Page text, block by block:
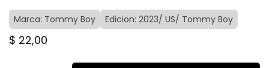
Marca: Tommy Boy Edicion: 2023/ US/ Tommy Boy
$ 22,00